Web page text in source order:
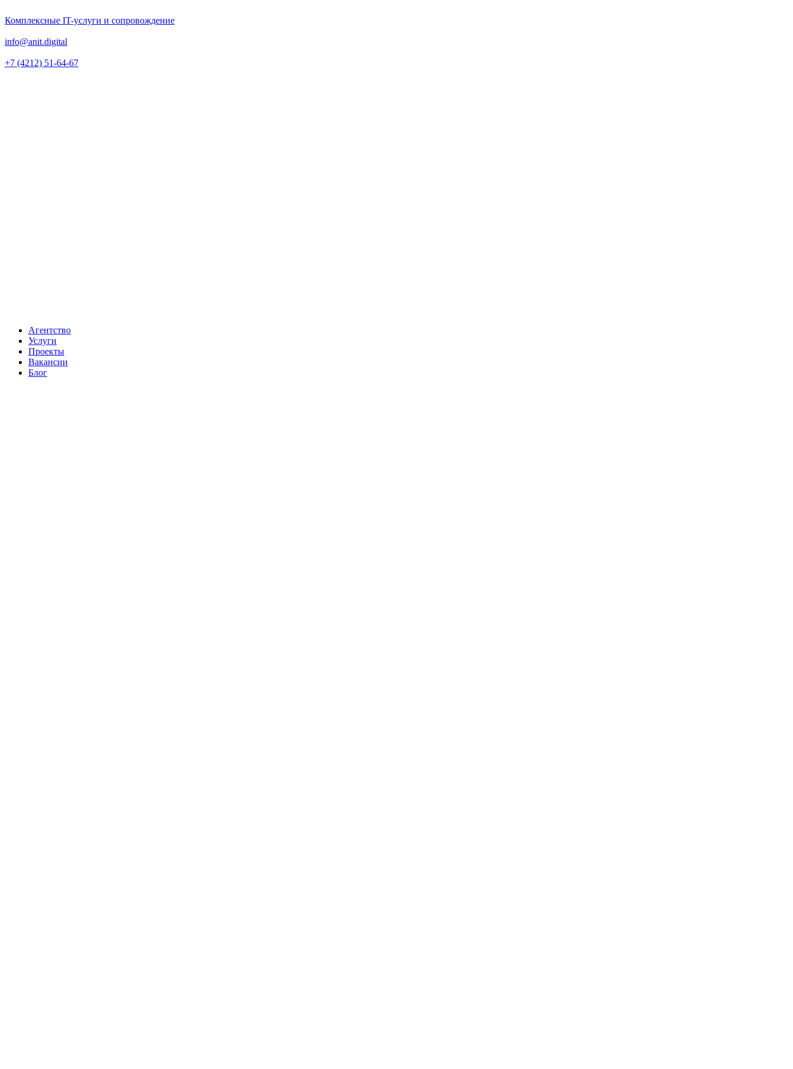
Комплексные IT-услуги и сопровождение
info@anit.digital
+7 (4212) 51-64-67
Агентство
Услуги
Проекты
Вакансии
Блог